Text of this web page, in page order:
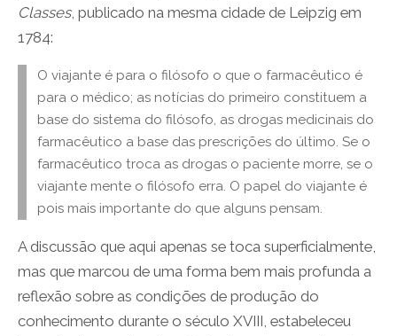
Classes, publicado na mesma cidade de Leipzig em
1784:
O viajante é para o filósofo o que o farmacêutico é
para o médico; as notícias do primeiro constituem a
base do sistema do filósofo, as drogas medicinais do
farmacêutico a base das prescrições do último. Se o
farmacêutico troca as drogas o paciente morre, se o
viajante mente o filósofo erra. O papel do viajante é
pois mais importante do que alguns pensam.
A discussão que aqui apenas se toca superficialmente,
mas que marcou de uma forma bem mais profunda a
reflexão sobre as condições de produção do
conhecimento durante o século XVIII, estabeleceu